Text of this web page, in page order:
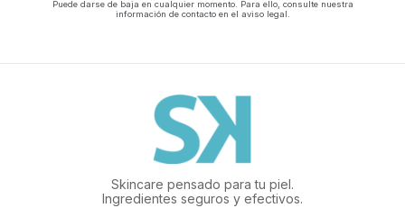
Puede darse de baja en cualquier momento. Para ello, consulte nuestra
información de contacto en el aviso legal.
Skincare pensado para tu piel.
Ingredientes seguros y efectivos.